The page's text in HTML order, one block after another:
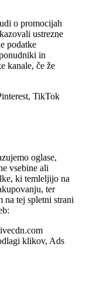
o promocijah
ustrezne
podatke
in
kanale, če že
TikTok
oglase,
vsebine ali
ki temleljijo na
ter
na tej spletni strani
klikov, Ads